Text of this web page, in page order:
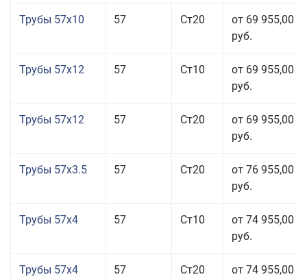
Трубы 57x10 57 Ст20
от 69 955,00
руб.
Трубы 57x12 57 Ст10
от 69 955,00
руб.
Трубы 57x12 57 Ст20
от 69 955,00
руб.
Трубы 57x3.5 57 Ст20
от 76 955,00
руб.
Трубы 57x4 57 Ст10
от 74 955,00
руб.
Трубы 57x4 57 Ст20
от 74 955,00